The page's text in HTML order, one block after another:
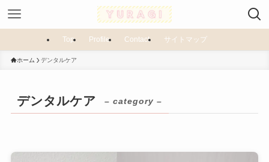
Top Profile Contact サイトマップ
ホーム デンタルケア
デンタルケア – category –